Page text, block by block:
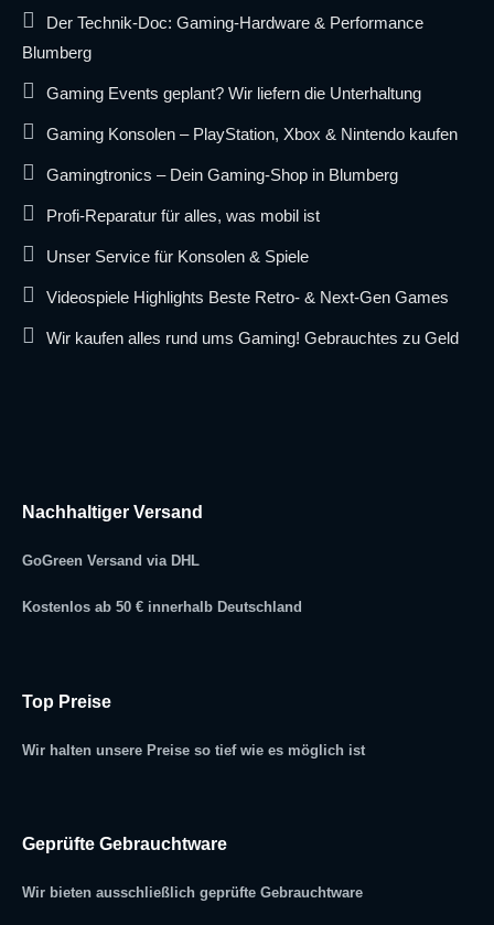
Der Technik-Doc: Gaming-Hardware & Performance
Blumberg
Gaming Events geplant? Wir liefern die Unterhaltung
Gaming Konsolen – PlayStation, Xbox & Nintendo kaufen
Gamingtronics – Dein Gaming-Shop in Blumberg
Profi-Reparatur für alles, was mobil ist
Unser Service für Konsolen & Spiele
Videospiele Highlights Beste Retro- & Next-Gen Games
Wir kaufen alles rund ums Gaming! Gebrauchtes zu Geld
Nachhaltiger Versand
GoGreen Versand via DHL
Kostenlos ab 50 € innerhalb Deutschland
Top Preise
Wir halten unsere Preise so tief wie es möglich ist
Geprüfte Gebrauchtware
Wir bieten ausschließlich geprüfte Gebrauchtware